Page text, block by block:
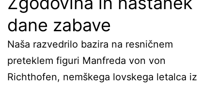
dane zabave
Naša razvedrilo bazira na resničnem
preteklem figuri Manfreda von von
Richthofen, nemškega lovskega letalca iz